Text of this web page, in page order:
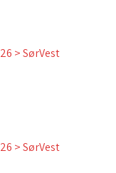
> SørVest
> SørVest